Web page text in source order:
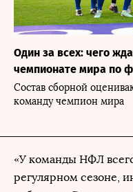
Один за всех: чего
чемпионате мира по
Состав сборной
команду чемпион мира
«У команды НФЛ
регулярном сезоне,